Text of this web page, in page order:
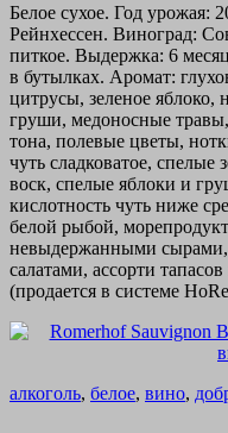
Белое сухое. Год урожая:
Рейнхессен. Виноград:
питкое. Выдержка: 6
в бутылках. Аромат:
цитрусы, зеленое яблоко,
груши, медоносные
тона, полевые цветы,
чуть сладковатое,
воск, спелые яблоки и
кислотность чуть ниже
белой рыбой,
невыдержанными
салатами, ассорти
(продается в системе
алкоголь, белое, вино,